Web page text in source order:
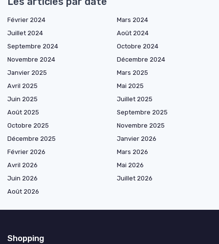
Février 2024
Mars 2024
Juillet 2024
Août 2024
Septembre 2024
Octobre 2024
Novembre 2024
Décembre 2024
Janvier 2025
Mars 2025
Avril 2025
Mai 2025
Juin 2025
Juillet 2025
Août 2025
Septembre 2025
Octobre 2025
Novembre 2025
Décembre 2025
Janvier 2026
Février 2026
Mars 2026
Avril 2026
Mai 2026
Juin 2026
Juillet 2026
Août 2026
Shopping